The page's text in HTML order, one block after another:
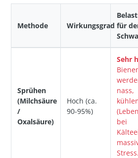
Methode Wirkungsgrad für
Sprühen
(Milchsäure
/
Oxalsäure)
Hoch (ca.
90-95%)
Sehr
nass,
bei
Stress.